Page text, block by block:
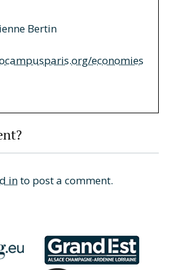
Bertin
economies
into post a comment.